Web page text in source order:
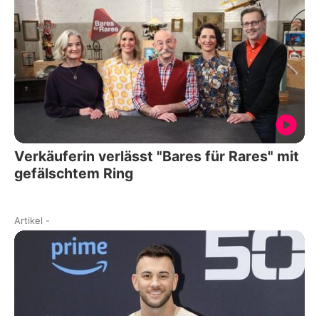
Verkäuferin verlässt "Bares für Rares" mit
gefälschtem Ring
Artikel -